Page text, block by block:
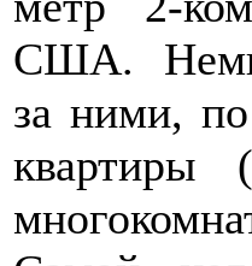
США.
за ними,
квартиры